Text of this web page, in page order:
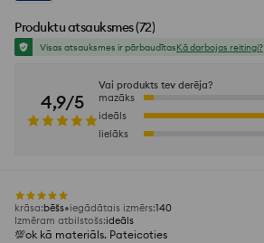
Produktu atsauksmes(72)
Visas atsauksmes ir pārbaudītasKā darbojas reitingi?
4,9/5
Vai produkts tev derēja?
mazāks
ideāls
lielāks
krāsa:bēšs iegādātais izmērs:140
Izmēram atbilstošs:ideāls
💯ok kā materiāls. Pateicoties